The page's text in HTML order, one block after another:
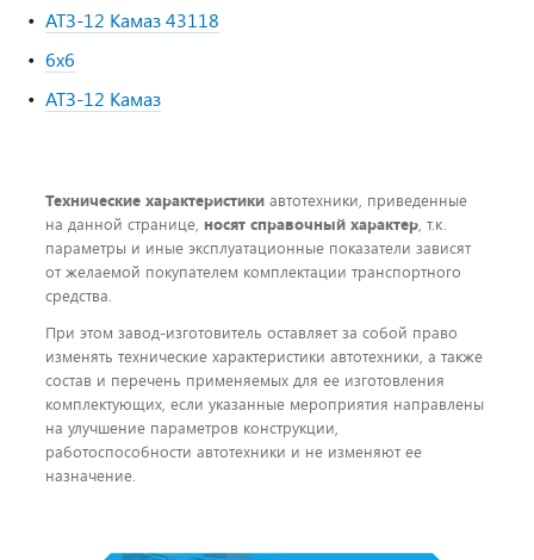
АТЗ-12 Камаз 43118
6х6
АТЗ-12 Камаз
Технические характеристики автотехники, приведенные
на данной странице, носят справочный характер, т.к.
параметры и иные эксплуатационные показатели зависят
от желаемой покупателем комплектации транспортного
средства.
При этом завод-изготовитель оставляет за собой право
изменять технические характеристики автотехники, а также
состав и перечень применяемых для ее изготовления
комплектующих, если указанные мероприятия направлены
на улучшение параметров конструкции,
работоспособности автотехники и не изменяют ее
назначение.